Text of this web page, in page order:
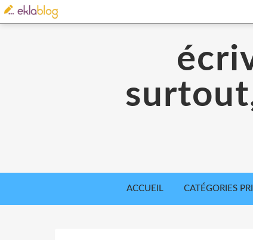
ACCUEIL CATÉGORIES